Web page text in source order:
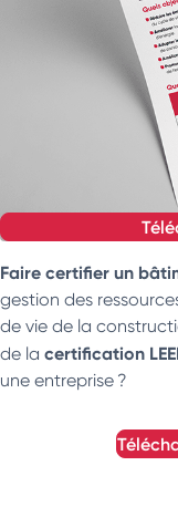
Faire certifier un
gestion des
de vie de la
de la certification
une entreprise ?